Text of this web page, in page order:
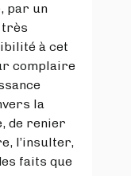
par un
très
à cet
complaire
la
de renier
l’insulter,
faits que